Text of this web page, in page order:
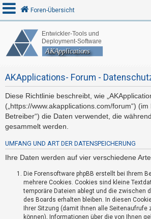
A
m
e
d
e
n
Foren-Übersicht
AKApplications- Forum -
Diese Richtlinie beschreibt, wie
(„https://www.akapplications.com/forum“)
Betreiber“) die Daten verwendet, die
gesammelt werden.
UMFANG UND ART DER DATENSPEICHERUNG
Ihre Daten werden auf vier verschiedene
Die Forensoftware phpBB erstellt bei Ihrem
mehrere Cookies. Cookies sind kleine
temporäre Dateien ablegt und die zwischen
des Boards erhalten bleiben. In diesen
Ihrer Sitzung (damit Ihnen alle Seitenaufrufe
können), Informationen über die von Ihnen